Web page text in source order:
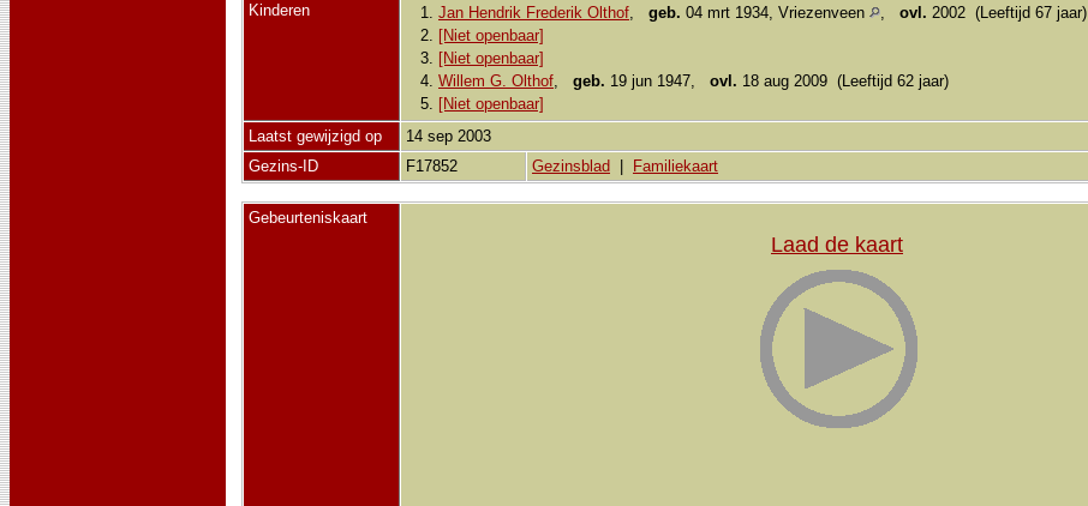
Kinderen 1. Jan Hendrik Frederik Olthof, geb. 04 mrt 1934, Vriezenveen , ovl. 2002 (Leeftijd 67 jaar)
2. [Niet openbaar]
3. [Niet openbaar]
4. Willem G. Olthof, geb. 19 jun 1947, ovl. 18 aug 2009 (Leeftijd 62 jaar)
5. [Niet openbaar]
Laatst gewijzigd op
14 sep 2003
Gezins-ID
F17852 Gezinsblad Familiekaart
Gebeurteniskaart
Laad de kaart